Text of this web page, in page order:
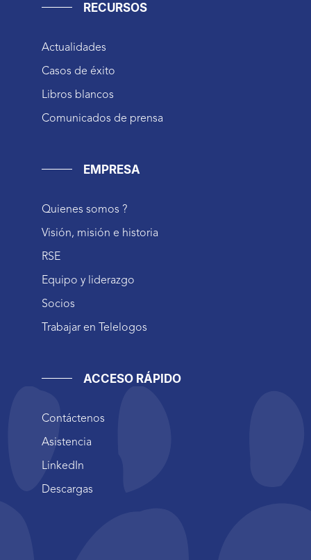
RECURSOS
Actualidades
Casos de éxito
Libros blancos
Comunicados de prensa
EMPRESA
Quienes somos ?
Visión, misión e historia
RSE
Equipo y liderazgo
Socios
Trabajar en Telelogos
ACCESO RÁPIDO
Contáctenos
Asistencia
LinkedIn
Descargas